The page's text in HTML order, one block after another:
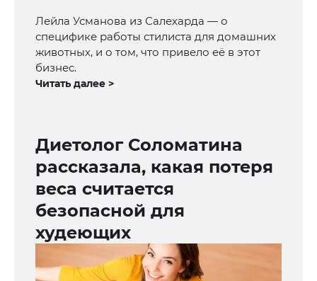
Лейла Усманова из Салехарда — о
специфике работы стилиста для домашних
животных, и о том, что привело её в этот
бизнес.
Читать далее >
Диетолог Соломатина
рассказала, какая потеря
веса считается
безопасной для
худеющих